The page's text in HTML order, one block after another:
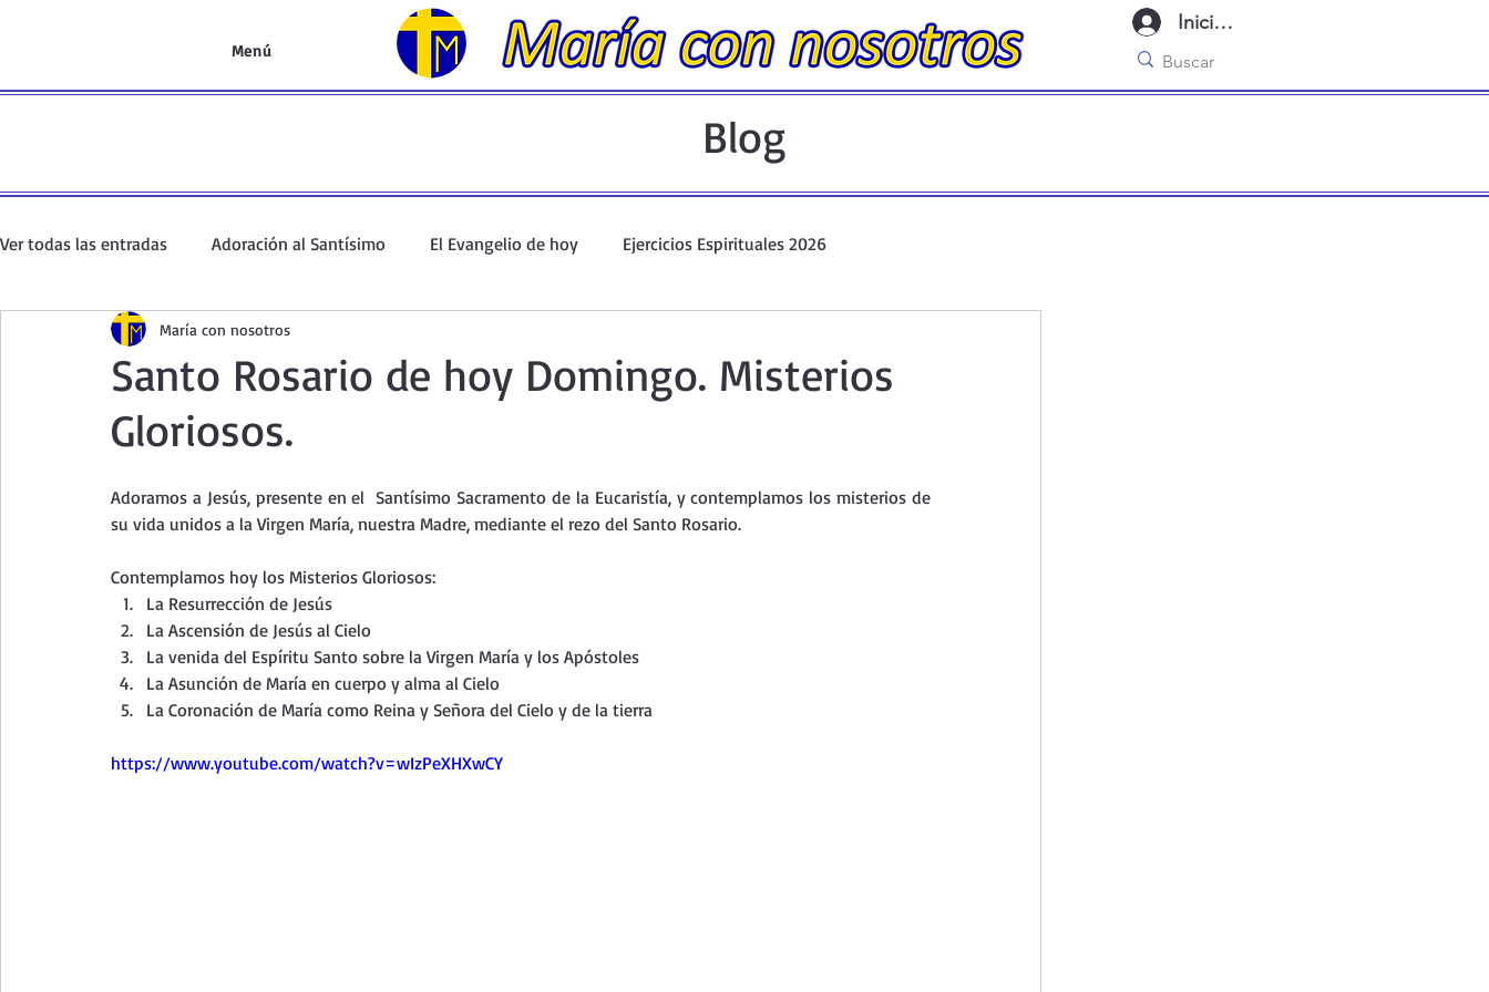
Menú
Iniciar sesión
Blog
Ver todas las entradas Adoración al Santísimo El Evangelio de hoy Ejercicios Espirituales 2026
Oración de la mañana El Evangelio en un minuto
Curso de oración Curso del Catecismo
Curso de vida espiritual Santa Teresita - Acto de Ofrenda Retiro de Cuaresma 2026
Textos selectos de espiritualidad
Taller de oración con los Salmos Retiro Adviento - Navidad
Meditaciones Semana Santa 2023 Semana Santa 2025
Santo Rosario de hoy Domingo. Misterios
Gloriosos.
María con nosotros
Adoramos a Jesús, presente en el  Santísimo Sacramento de la Eucaristía, y contemplamos los misterios de
su vida unidos a la Virgen María, nuestra Madre, mediante el rezo del Santo Rosario.
Contemplamos hoy los Misterios Gloriosos:
La Resurrección de Jesús
La Ascensión de Jesús al Cielo
La venida del Espíritu Santo sobre la Virgen María y los Apóstoles
La Asunción de María en cuerpo y alma al Cielo
La Coronación de María como Reina y Señora del Cielo y de la tierra
https://www.youtube.com/watch?v=wIzPeXHXwCY